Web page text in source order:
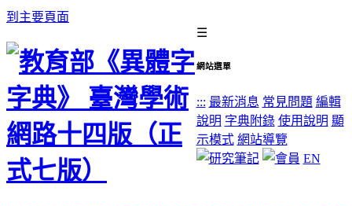
到主要頁面
☰
網站選單
::: 最新消息 常見問題 編輯
說明 字典附錄 使用說明 顯
示模式 網站導覽
EN